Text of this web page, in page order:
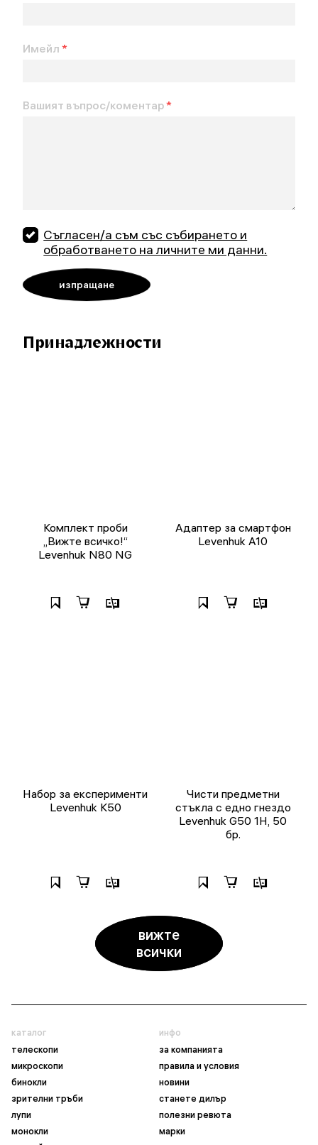
Имейл *
Вашият въпрос/коментар*
Съгласен/а съм със събирането и
обработването на личните ми данни.
Принадлежности
Комплект проби
„Вижте всичко!“
Levenhuk N80 NG
Адаптер за смартфон
Levenhuk A10
Набор за експерименти
Levenhuk K50
Чисти предметни
стъкла с едно гнездо
Levenhuk G50 1H, 50
бр.
вижте
всички
каталог
телескопи
микроскопи
бинокли
зрителни тръби
лупи
монокли
инфо
за компанията
правила и условия
новини
станете дилър
полезни ревюта
марки